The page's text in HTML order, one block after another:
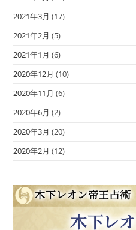
2021年3月 (17)
2021年2月 (5)
2021年1月 (6)
2020年12月 (10)
2020年11月 (6)
2020年6月 (2)
2020年3月 (20)
2020年2月 (12)